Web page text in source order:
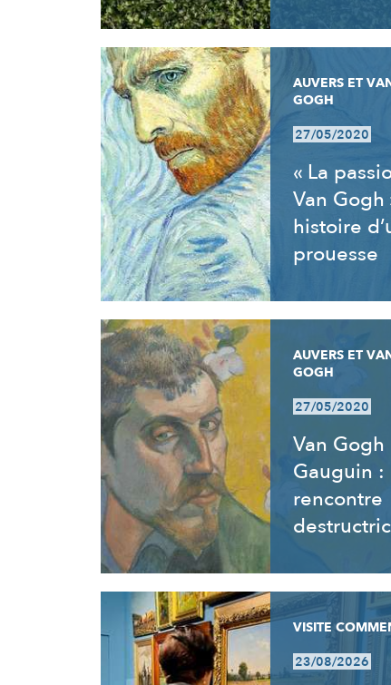
AUVERS ET
GOGH
27/05/2020
« La
Van Gogh
histoire
prouesse
AUVERS ET
GOGH
27/05/2020
Van Gogh
Gauguin :
rencontre
VISITE
23/08/2026